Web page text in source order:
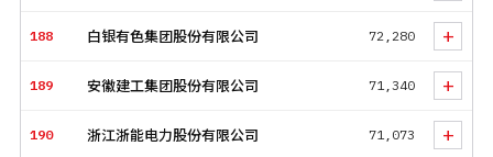
188 白银有色集团股份有限公司 72,280 +
189 安徽建工集团股份有限公司 71,340 +
190 浙江浙能电力股份有限公司 71,073 +